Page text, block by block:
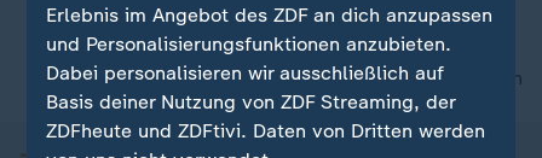
nach oben
Erlebnis im Angebot des ZDF an dich anzupassen
und Personalisierungsfunktionen anzubieten.
Dabei personalisieren wir ausschließlich auf
Basis deiner Nutzung von ZDF Streaming, der
ZDFheute und ZDFtivi. Daten von Dritten werden